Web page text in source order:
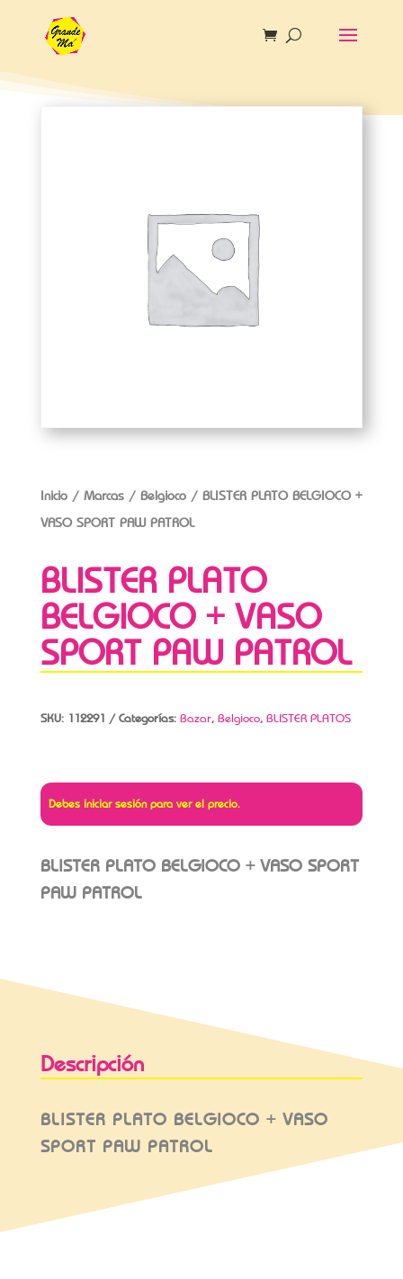
Inicio/ Marcas/ Belgioco/ BLISTER PLATO BELGIOCO +
VASO SPORT PAW PATROL
BLISTER PLATO
BELGIOCO + VASO
SPORT PAW PATROL
SKU: 112291 Categorías: Bazar, Belgioco, BLISTER PLATOS
Debes iniciar sesión para ver el precio.
BLISTER PLATO BELGIOCO + VASO SPORT
PAW PATROL
Descripción
BLISTER PLATO BELGIOCO + VASO
SPORT PAW PATROL